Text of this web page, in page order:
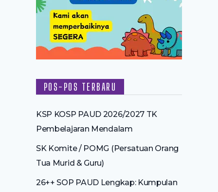
POS-POS TERBARU
KSP KOSP PAUD 2026/2027 TK
Pembelajaran Mendalam
SK Komite / POMG (Persatuan Orang
Tua Murid & Guru)
26++ SOP PAUD Lengkap: Kumpulan